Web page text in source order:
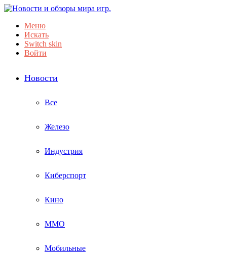
Меню
Искать
Switch skin
Войти
Новости
Все
Железо
Индустрия
Киберспорт
Кино
ММО
Мобильные